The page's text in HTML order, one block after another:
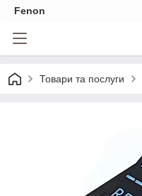
Fenon
Товари та послуги